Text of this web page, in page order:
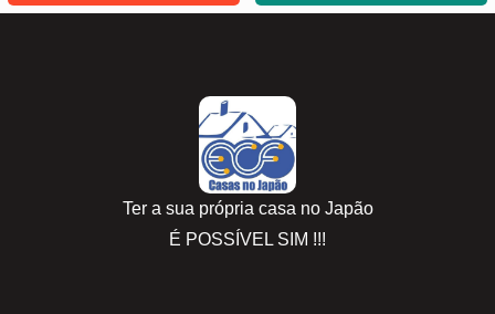
Ter a sua própria casa no Japão
É POSSÍVEL SIM !!!